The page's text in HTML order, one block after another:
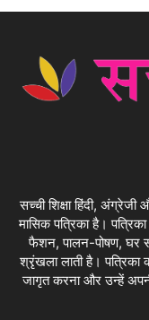
सच्ची शिक्षा हिंदी, अंग्रेजी
मासिक पत्रिका है।
फैशन, पालन-पोषण, घर
श्रृंखला लाती है। पत्रिका
जागृत करना और उन्हें